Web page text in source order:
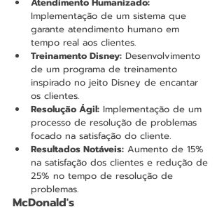
Implementação de um sistema que
garante atendimento humano em
tempo real aos clientes.
Treinamento Disney: Desenvolvimento
de um programa de treinamento
inspirado no jeito Disney de encantar
os clientes.
Resolução Ágil: Implementação de um
processo de resolução de problemas
focado na satisfação do cliente.
Resultados Notáveis: Aumento de 15%
na satisfação dos clientes e redução de
25% no tempo de resolução de
problemas.
McDonald's